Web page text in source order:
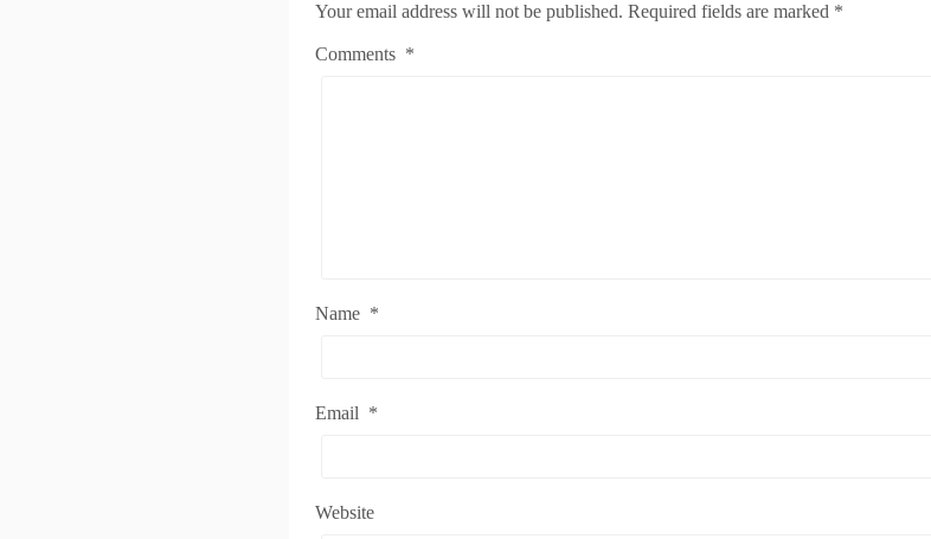
Your email address will not be published. Required fields are marked *
Comments *
Name *
Email *
Website